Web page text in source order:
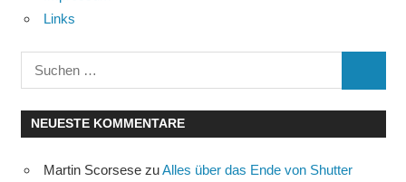
Links
Suchen
nach:
NEUESTE KOMMENTARE
Martin Scorsese zuAlles über das Ende von Shutter